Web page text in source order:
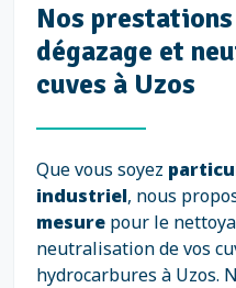
Nos
dégazage et
cuves à Uzos
Que vous soyez
industriel, nous
mesure pour le
neutralisation de vos
hydrocarbures à Uzos.